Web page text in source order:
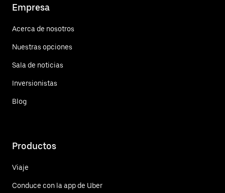
Empresa
Acerca de nosotros
Nuestras opciones
Sala de noticias
Inversionistas
Blog
Productos
Viaje
Conduce con la app de Uber